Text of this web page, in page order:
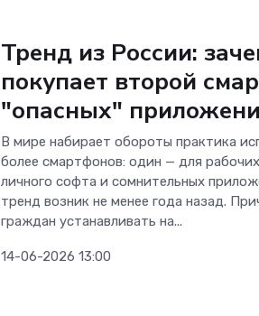
Тренд из России:
покупает второй
"опасных"
В мире набирает обороты практика
более смартфонов: один — для
личного софта и сомнительных
тренд возник не менее года назад.
граждан устанавливать на...
14-06-2026 13:00